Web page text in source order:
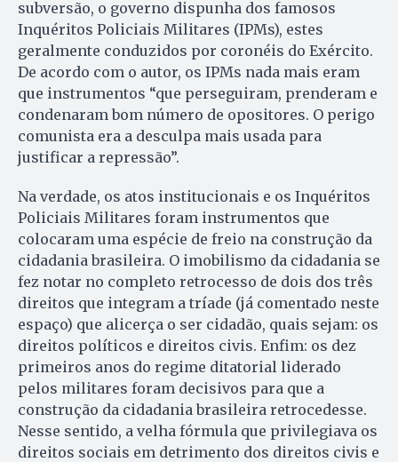
subversão, o governo dispunha dos famosos
Inquéritos Policiais Militares (IPMs), estes
geralmente conduzidos por coronéis do Exército.
De acordo com o autor, os IPMs nada mais eram
que instrumentos “que perseguiram, prenderam e
condenaram bom número de opositores. O perigo
comunista era a desculpa mais usada para
justificar a repressão”.
Na verdade, os atos institucionais e os Inquéritos
Policiais Militares foram instrumentos que
colocaram uma espécie de freio na construção da
cidadania brasileira. O imobilismo da cidadania se
fez notar no completo retrocesso de dois dos três
direitos que integram a tríade (já comentado neste
espaço) que alicerça o ser cidadão, quais sejam: os
direitos políticos e direitos civis. Enfim: os dez
primeiros anos do regime ditatorial liderado
pelos militares foram decisivos para que a
construção da cidadania brasileira retrocedesse.
Nesse sentido, a velha fórmula que privilegiava os
direitos sociais em detrimento dos direitos civis e